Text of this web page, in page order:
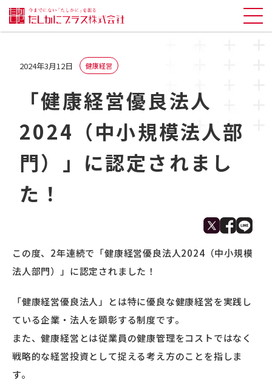
2024年3月12日 健康経営
「健康経営優良法人
2024（中小規模法人部
門）」に認定されまし
た！
この度、2年連続で「健康経営優良法人2024（中小規模
法人部門）」に認定されました！
「健康経営優良法人」とは特に優良な健康経営を実践し
ている企業・法人を顕彰する制度です。
また、健康経営とは従業員の健康管理をコストではなく
戦略的な経営投資として捉える考え方のことを指しま
す。